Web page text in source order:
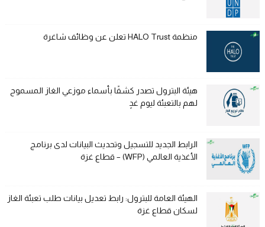
منظمة HALO Trust تعلن عن وظائف شاغرة
هيئة البترول تصدر كشفًا بأسماء موزعي الغاز المسموح
لهم بالتعبئة ليوم غدٍ
الرابط الجديد للتسجيل وتحديث البيانات لدى برنامج
الأغذية العالمي (WFP) – قطاع غزة
الهيئة العامة للبترول: رابط تعديل بيانات طلب تعبئة الغاز
لسكان قطاع غزة